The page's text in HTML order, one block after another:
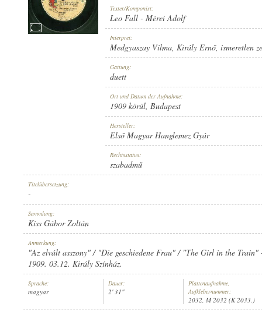
1909 KÖRÜL
ELSŐ MAGYAR HANGLEMEZ GYÁR
2032
Texter/Komponist:
Leo Fall - Mérei Adolf
Interpret:
Medgyaszay Vilma, Király Ernő, ismeretlen
Gattung:
duett
Ort und Datum der Aufnahme:
1909 körül, Budapest
Hersteller:
Első Magyar Hanglemez Gyár
Rechtsstatus:
szabadmű
Titelübersetzung:
-
Sammlung:
Kiss Gábor Zoltán
Anmerkung:
"Az elvált asszony" / "Die geschiedene Frau" / "The Girl in the
1909. 03.12. Király Színház.
Sprache:
magyar
Dauer:
2' 31"
Plattenaufnahme,
Aufklebernummer:
2032, M 2032 (K 2033.)